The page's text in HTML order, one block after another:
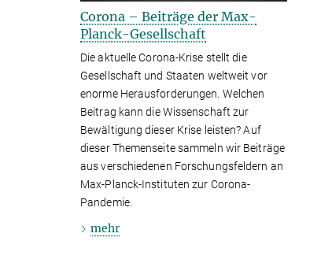
Corona – Beiträge der Max-
Planck-Gesellschaft
Die aktuelle Corona-Krise stellt die
Gesellschaft und Staaten weltweit vor
enorme Herausforderungen. Welchen
Beitrag kann die Wissenschaft zur
Bewältigung dieser Krise leisten? Auf
dieser Themenseite sammeln wir Beiträge
aus verschiedenen Forschungsfeldern an
Max-Planck-Instituten zur Corona-
Pandemie.
mehr